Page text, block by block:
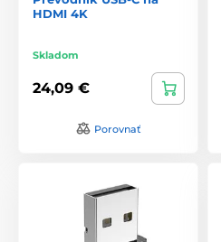
HDMI 4K
Skladom
24,09 €
Porovnať